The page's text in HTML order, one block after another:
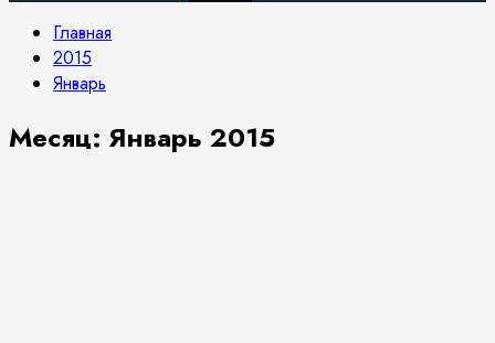
Главная
2015
Январь
Месяц: Январь 2015